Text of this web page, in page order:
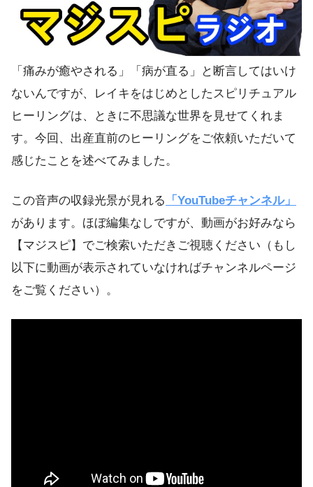
「痛みが癒やされる」「病が直る」と断言してはいけ
ないんですが、レイキをはじめとしたスピリチュアル
ヒーリングは、ときに不思議な世界を見せてくれま
す。今回、出産直前のヒーリングをご依頼いただいて
感じたことを述べてみました。
この音声の収録光景が見れる
「YouTubeチャンネル」
があります。ほぼ編集なしですが、動画がお好みなら
【マジスピ】でご検索いただきご視聴ください（もし
以下に動画が表示されていなければチャンネルページ
をご覧ください）。